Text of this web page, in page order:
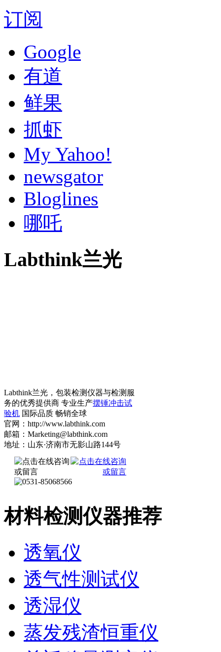
订阅
Google
有道
鲜果
抓虾
My Yahoo!
newsgator
Bloglines
哪吒
Labthink兰光
Labthink兰光，包装检测仪器与检测服
务的优秀提供商 专业生产摆锤冲击试
验机 国际品质 畅销全球
官网：http://www.labthink.com
邮箱：Marketing@labthink.com
地址：山东·济南市无影山路144号
材料检测仪器推荐
透氧仪
透气性测试仪
透湿仪
蒸发残渣恒重仪